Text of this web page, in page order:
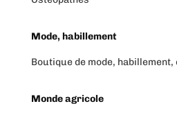
Mode, habillement
Boutique de mode,
Monde agricole